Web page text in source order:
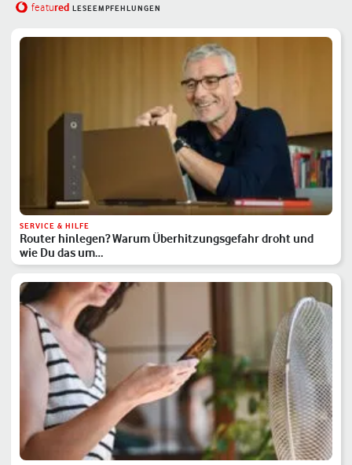
featured LESEEMPFEHLUNGEN
SERVICE & HILFE
Router hinlegen? Warum Überhitzungsgefahr droht und
wie Du das um…